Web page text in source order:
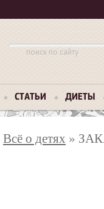
СТАТЬИ ДИЕТЫ
Всё о детях »